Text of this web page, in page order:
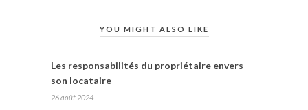
YOU MIGHT ALSO LIKE
Les responsabilités du propriétaire envers
son locataire
26 août 2024